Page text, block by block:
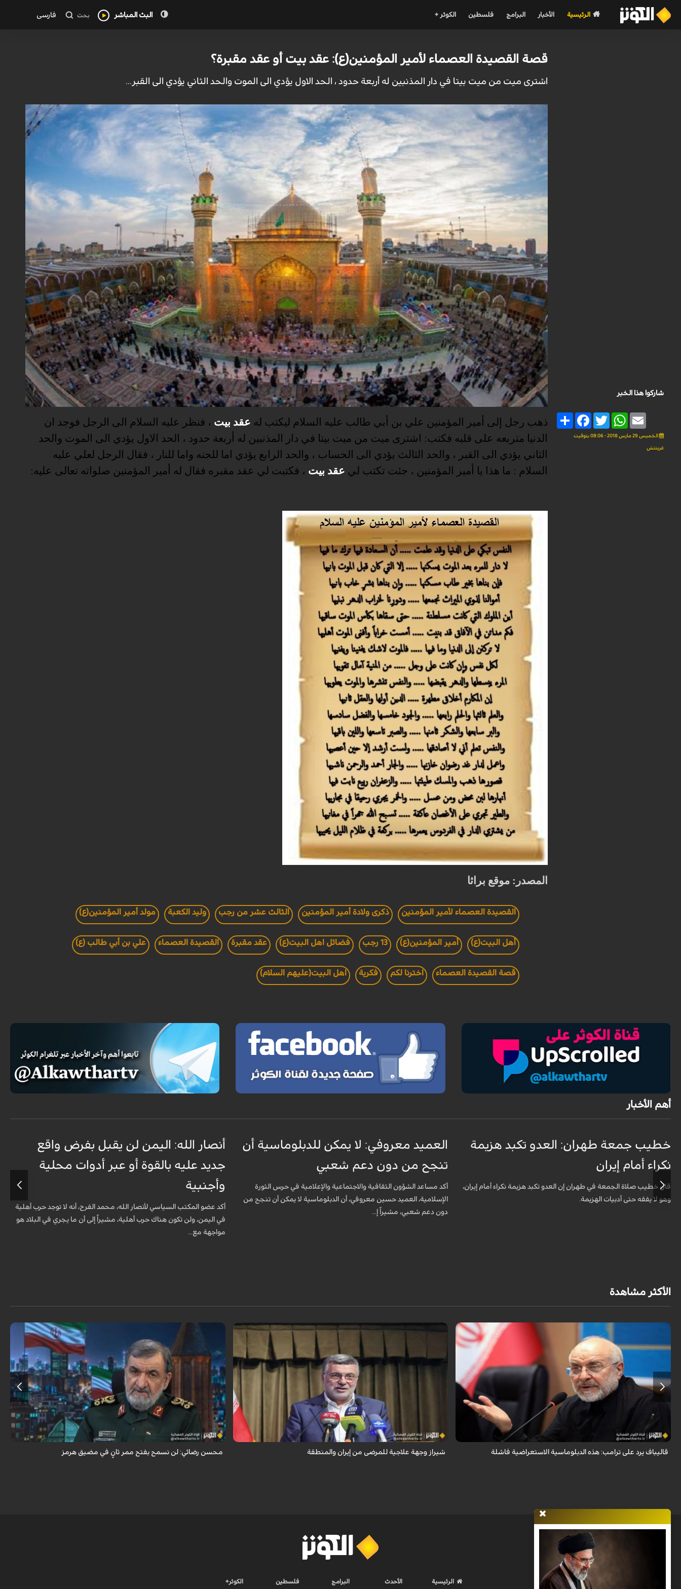
الرئيسية الأخبار البرامج فلسطين الكوثر + البث المباشر بحث فارسی
شاركوا هذا الخبر
Share
FacebookTwitter
WhatsAppEmail
الخميس 29 مارس 2018 - 08:06 بتوقيت
غرينتش
قصة القصيدة العصماء لأمير المؤمنين(ع): عقد بيت أو عقد مقبرة؟
اشترى ميت من ميت بيتا في دار المذنبين له أربعة حدود ، الحد الاول يؤدي الى الموت والحد الثاني يؤدي الى القبر...
ذهب رجل إلى أمير المؤمنين علي بن أبي طالب عليه السلام ليكتب له عقد بيت ، فنظر عليه السلام الى الرجل فوجد ان
الدنيا متربعه على قلبه فكتب: اشترى ميت من ميت بيتا في دار المذنبين له أربعة حدود ، الحد الاول يؤدي الى الموت والحد
الثاني يؤدي الى القبر ، والحد الثالث يؤدي الى الحساب ، والحد الرابع يؤدي اما للجنه واما للنار ، فقال الرجل لعلي عليه
السلام : ما هذا يا أمير المؤمنين ، جئت تكتب لي عقد بيت ، فكتبت لي عقد مقبره فقال له أمير المؤمنين صلواته تعالى عليه:
المصدر: موقع براثا
القصيدة العصماء لأمير المؤمنين ذكرى ولادة أمير المؤمنين الثالث عشر من رجب وليد الكعبة مولد أمير المؤمنين(ع)
أهل البيت(ع) أمير المؤمنين(ع) 13 رجب فضائل اهل البيت(ع) عقد مقبرة القصيدة العصماء علي بن أبي طالب (ع)
قصة القصيدة العصماء اخترنا لكم فکرية اهل البيت(عليهم السلام)
أهم الأخبار
خطيب جمعة طهران: العدو تكبد هزيمة
نكراء أمام إيران
قال خطيب صلاة الجمعة في طهران إن العدو تكبد هزيمة نكراء أمام إيران،
وهو لا يفقه حتى أدبيات الهزيمة.
العميد معروفي: لا يمكن للدبلوماسية أن
تنجح من دون دعم شعبي
أكد مساعد الشؤون الثقافية والاجتماعية والإعلامية في حرس الثورة
الإسلامية، العميد حسين معروفي، أن الدبلوماسية لا يمكن أن تنجح من
دون دعم شعبي، مشيراً إ...
أنصار الله: اليمن لن يقبل بفرض واقع
جديد عليه بالقوة أو عبر أدوات محلية
وأجنبية
أكد عضو المكتب السياسي لأنصار الله، محمد الفرح، أنه لا توجد حرب أهلية
في اليمن، ولن تكون هناك حرب أهلية، مشيراً إلى أن ما يجري في البلاد هو
مواجهة مع...
الأكثر مشاهدة
أكد رئيس مجلس الشورى الإسلامي الإيراني أن التصريحات الاستعراضية
والتهديدات المتكررة لم تعد تُجدي نفعاً، واصفاً إياها بالدبلوماسية الفاشلة.
قاليباف يرد على ترامب: هذه الدبلوماسية الاستعراضية فاشلة
تُعدّ المراكز العلاجية في شيراز، بدعم من كفاءاتها المتخصّصة وتقنياتها الحديثة،
وجهةً للمرضى من داخل إيران وخارجها.
شيراز وجهة علاجية للمرضى من إيران والمنطقة
أكد اللواء محسن رضائي أن إيران لن تسمح بفتح ممر ثانٍ في مضيق هرمز.
محسن رضائي: لن نسمح بفتح ممر ثانٍ في مضيق هرمز
الرئيسية الأحدث البرامج فلسطين الكوثر+